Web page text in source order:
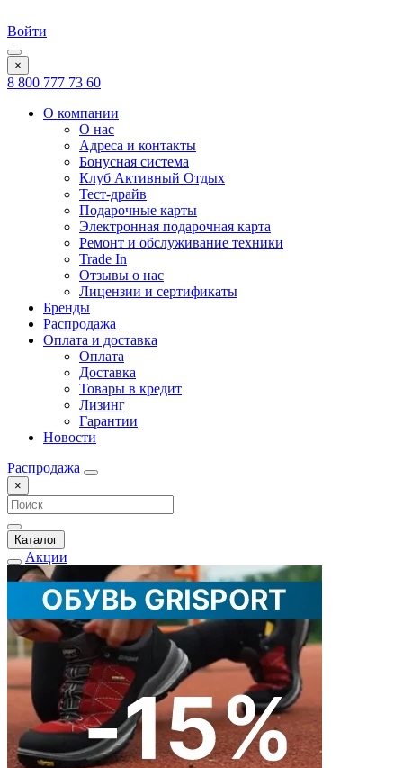
Войти
×
8 800 777 73 60
О компании
О нас
Адреса и контакты
Бонусная система
Клуб Активный Отдых
Тест-драйв
Подарочные карты
Электронная подарочная карта
Ремонт и обслуживание техники
Trade In
Отзывы о нас
Лицензии и сертификаты
Бренды
Распродажа
Оплата и доставка
Оплата
Доставка
Товары в кредит
Лизинг
Гарантии
Новости
Распродажа
×
Каталог
Акции